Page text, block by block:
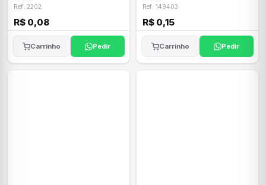
Ref: 2202
R$ 0,08
Carrinho Pedir
Ref: 149403
R$ 0,15
Carrinho Pedir